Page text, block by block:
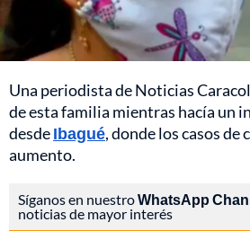
Una periodista de Noticias
de esta familia mientras hacía un
desdeIbagué, donde los casos de
aumento.
Síganos en nuestroWhatsApp
noticias de mayor interés